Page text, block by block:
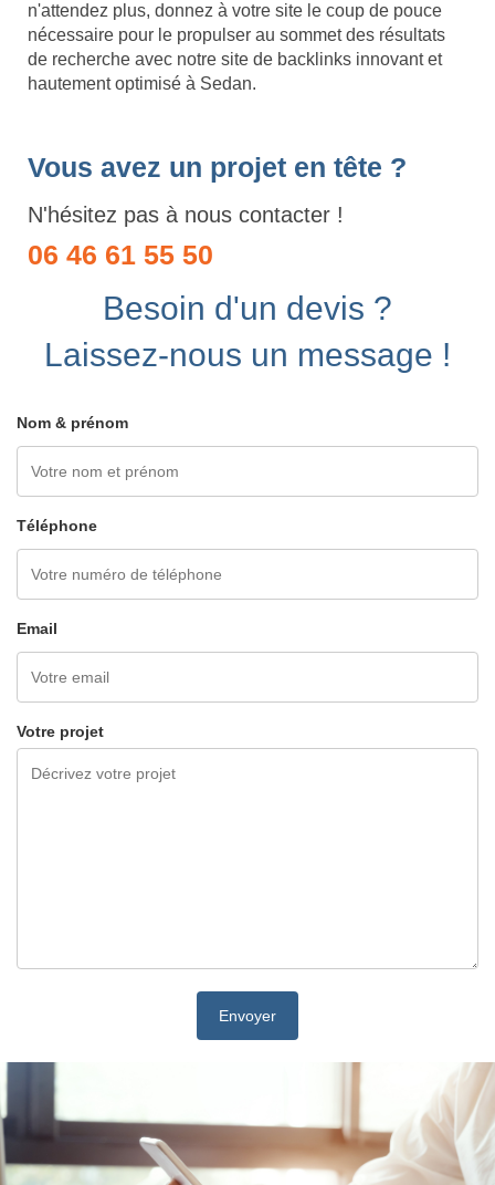
n'attendez plus, donnez à votre site le coup de pouce
nécessaire pour le propulser au sommet des résultats
de recherche avec notre site de backlinks innovant et
hautement optimisé à Sedan.
Vous avez un projet en tête ?
N'hésitez pas à nous contacter !
06 46 61 55 50
Besoin d'un devis ?
Laissez-nous un message !
Nom & prénom
Téléphone
Email
Votre projet